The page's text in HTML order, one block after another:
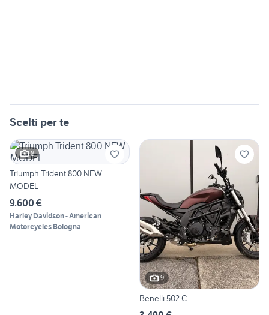
Scelti per te
8
Triumph Trident 800 NEW
MODEL
9.600 €
Harley Davidson - American
Motorcycles Bologna
9
Benelli 502 C